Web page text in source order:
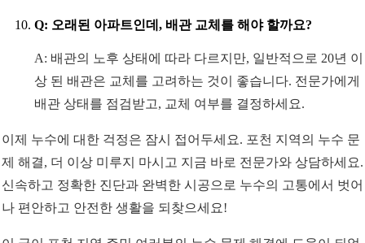
Q: 오래된 아파트인데, 배관 교체를 해야 할까요?
A: 배관의 노후 상태에 따라 다르지만, 일반적으로 20년 이
상 된 배관은 교체를 고려하는 것이 좋습니다. 전문가에게
배관 상태를 점검받고, 교체 여부를 결정하세요.
이제 누수에 대한 걱정은 잠시 접어두세요. 포천 지역의 누수 문
제 해결, 더 이상 미루지 마시고 지금 바로 전문가와 상담하세요.
신속하고 정확한 진단과 완벽한 시공으로 누수의 고통에서 벗어
나 편안하고 안전한 생활을 되찾으세요!